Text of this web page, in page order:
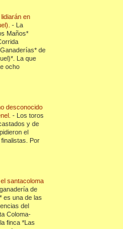
en
- La
Maños*
de
La que
ocho
desconocido
- Los toros
y de
el
Por
santacoloma
de
es una de las
del
Coloma-
finca *Las